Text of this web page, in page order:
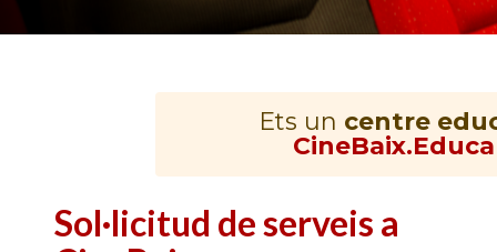
Ets un centre
CineBaix.Educa
Sol·licitud de serveis a